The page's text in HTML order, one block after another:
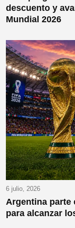
descuento y
Mundial 2026
6 julio, 2026
Argentina parte
para alcanzar